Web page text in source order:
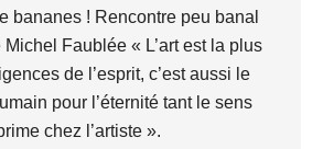
bananes ! Rencontre peu banal
Michel Faublée « L’art est la plus
de l’esprit, c’est aussi le
pour l’éternité tant le sens
chez l’artiste ».